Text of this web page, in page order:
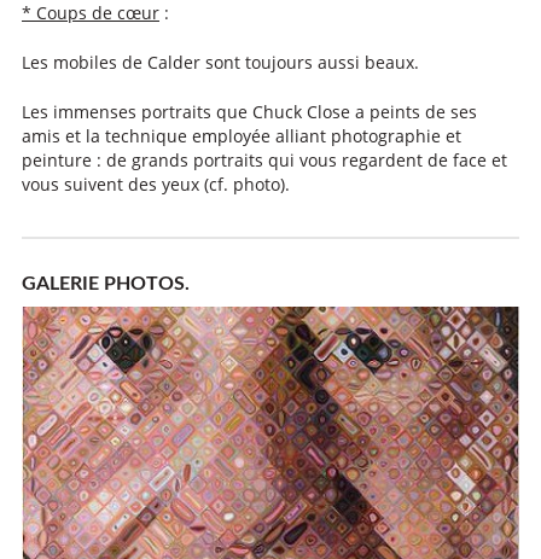
* Coups de cœur :
Les mobiles de Calder sont toujours aussi beaux.
Les immenses portraits que Chuck Close a peints de ses
amis et la technique employée alliant photographie et
peinture : de grands portraits qui vous regardent de face et
vous suivent des yeux (cf. photo).
GALERIE PHOTOS.